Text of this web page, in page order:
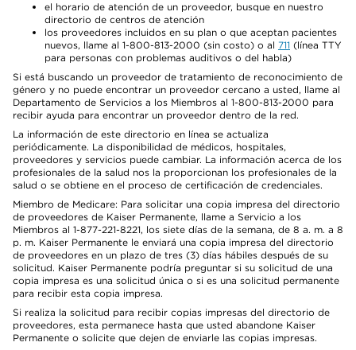
el horario de atención de un proveedor, busque en nuestro
directorio de centros de atención
los proveedores incluidos en su plan o que aceptan pacientes
nuevos, llame al 1-800-813-2000 (sin costo) o al 711 (línea TTY
para personas con problemas auditivos o del habla)
Si está buscando un proveedor de tratamiento de reconocimiento de
género y no puede encontrar un proveedor cercano a usted, llame al
Departamento de Servicios a los Miembros al 1-800-813-2000 para
recibir ayuda para encontrar un proveedor dentro de la red.
La información de este directorio en línea se actualiza
periódicamente. La disponibilidad de médicos, hospitales,
proveedores y servicios puede cambiar. La información acerca de los
profesionales de la salud nos la proporcionan los profesionales de la
salud o se obtiene en el proceso de certificación de credenciales.
Miembro de Medicare: Para solicitar una copia impresa del directorio
de proveedores de Kaiser Permanente, llame a Servicio a los
Miembros al 1-877-221-8221, los siete días de la semana, de 8 a. m. a 8
p. m. Kaiser Permanente le enviará una copia impresa del directorio
de proveedores en un plazo de tres (3) días hábiles después de su
solicitud. Kaiser Permanente podría preguntar si su solicitud de una
copia impresa es una solicitud única o si es una solicitud permanente
para recibir esta copia impresa.
Si realiza la solicitud para recibir copias impresas del directorio de
proveedores, esta permanece hasta que usted abandone Kaiser
Permanente o solicite que dejen de enviarle las copias impresas.